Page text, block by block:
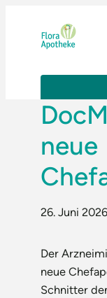
springen
neue
26. Juni 2026
Der
neue
Schnitter